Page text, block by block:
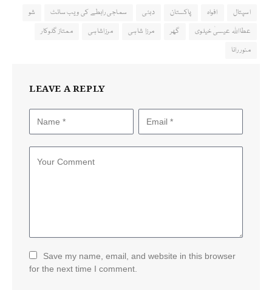
اسپتال افواہ پاکستان دبئی سماجی رابطے کی ویب سائٹ
شو
عطااللہ عیسیٰ خیلوی
گھر مرزا شاہی مرزاشاہی
ممتاز گلوکار
منور رانا
LEAVE A REPLY
Save my name, email, and website in this browser
for the next time I comment.